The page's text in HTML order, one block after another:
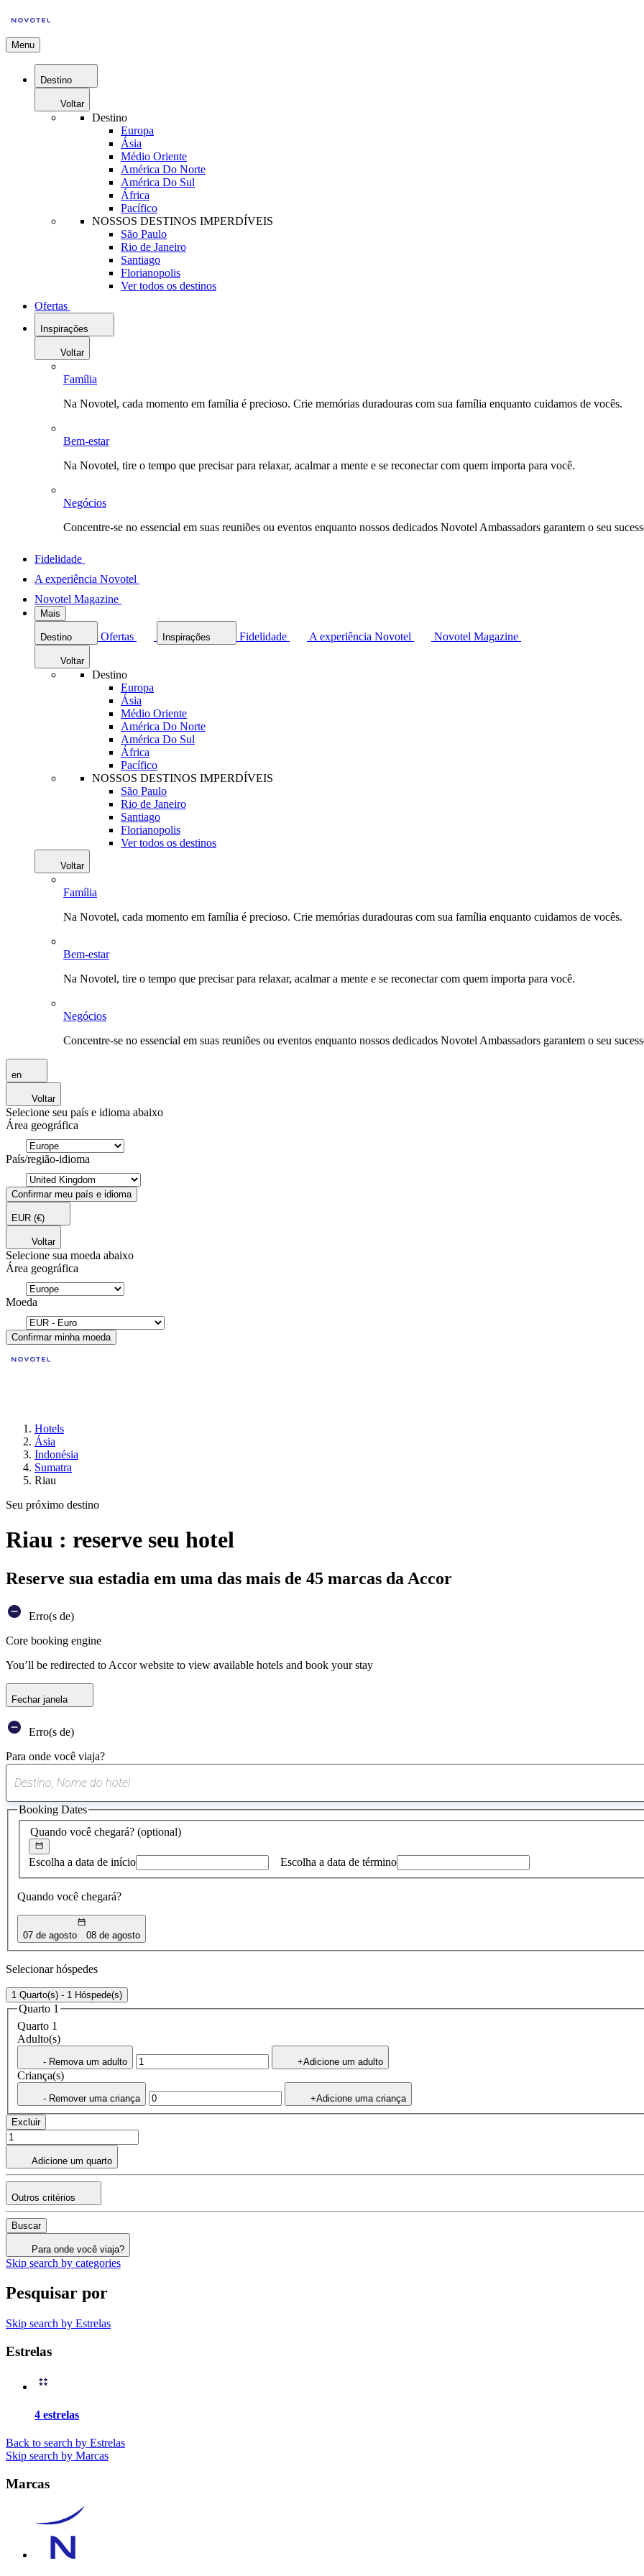
Menu
Destino
Voltar
Destino
Europa
Ásia
Médio Oriente
América Do Norte
América Do Sul
África
Pacífico
NOSSOS DESTINOS IMPERDÍVEIS
São Paulo
Rio de Janeiro
Santiago
Florianopolis
Ver todos os destinos
Ofertas
Inspirações
Voltar
Família
Na Novotel, cada momento em família é precioso. Crie memórias duradouras com sua família enquanto cuidamos de vocês.
Bem-estar
Na Novotel, tire o tempo que precisar para relaxar, acalmar a mente e se reconectar com quem importa para você.
Negócios
Concentre-se no essencial em suas reuniões ou eventos enquanto nossos dedicados Novotel Ambassadors garantem o seu
Fidelidade
A experiência Novotel
Novotel Magazine
Mais
Destino Ofertas Inspirações Fidelidade A experiência Novotel Novotel Magazine
Voltar
Destino
Europa
Ásia
Médio Oriente
América Do Norte
América Do Sul
África
Pacífico
NOSSOS DESTINOS IMPERDÍVEIS
São Paulo
Rio de Janeiro
Santiago
Florianopolis
Ver todos os destinos
Voltar
Família
Na Novotel, cada momento em família é precioso. Crie memórias duradouras com sua família enquanto cuidamos de vocês.
Bem-estar
Na Novotel, tire o tempo que precisar para relaxar, acalmar a mente e se reconectar com quem importa para você.
Negócios
Concentre-se no essencial em suas reuniões ou eventos enquanto nossos dedicados Novotel Ambassadors garantem o seu
en
Voltar
Selecione seu país e idioma abaixo
Área geográfica
País/região-idioma
Confirmar meu país e idioma
EUR (€)
Voltar
Selecione sua moeda abaixo
Área geográfica
Moeda
Confirmar minha moeda
Hotels
Ásia
Indonésia
Sumatra
Riau
Seu próximo destino
Riau : reserve seu hotel
Reserve sua estadia em uma das mais de 45 marcas da Accor
Erro(s de)
Core booking engine
You’ll be redirected to Accor website to view available hotels and book your stay
Fechar janela
Erro(s de)
Para onde você viaja?
sugestão
encontrada
Quando você chegará? (optional)
Escolha a data de início Escolha a data de término
Quando você chegará?
07 de agosto 08 de agosto
Booking Dates
Selecionar hóspedes
1 Quarto(s) - 1 Hóspede(s)
Quarto 1
Quarto 1
Adulto(s)
- Remova um adulto +Adicione um adulto
Criança(s)
- Remover uma criança +Adicione uma criança
Excluir
Adicione um quarto
Outros critérios
Buscar
Para onde você viaja?
Skip search by categories
Pesquisar por
Skip search by Estrelas
Estrelas
4 estrelas
Back to search by Estrelas
Skip search by Marcas
Marcas